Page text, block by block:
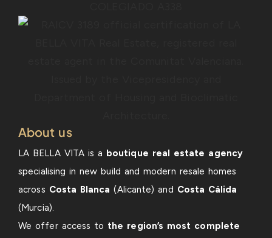
About us
LA BELLA VITA is a boutique real estate agency
specialising in new build and modern resale homes
across Costa Blanca(Alicante) and Costa Cálida
(Murcia).
We offer access to the region’s most complete